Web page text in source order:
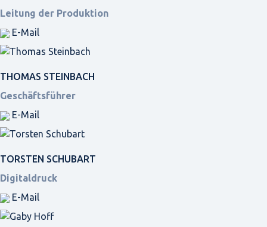
Leitung der Produktion
E-Mail
THOMAS STEINBACH
Geschäftsführer
E-Mail
TORSTEN SCHUBART
Digitaldruck
E-Mail